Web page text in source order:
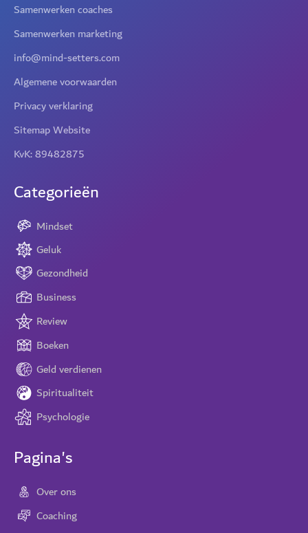
Samenwerken coaches
Samenwerken marketing
info@mind-setters.com
Algemene voorwaarden
Privacy verklaring
Sitemap Website
KvK: 89482875
Categorieën
Mindset
Geluk
Gezondheid
Business
Review
Boeken
Geld verdienen
Spiritualiteit
Psychologie
Pagina's
Over ons
Coaching